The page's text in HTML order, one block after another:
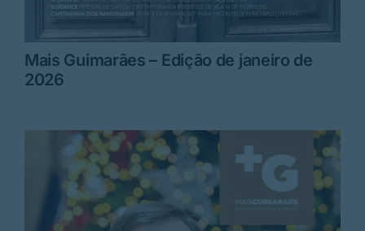
Mais Guimarães – Edição de janeiro de
2026